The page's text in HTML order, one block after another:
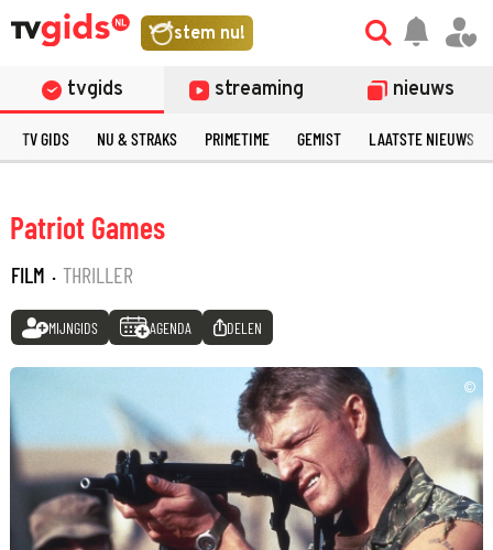
stem nu!
tvgids streaming nieuws
TV GIDS NU & STRAKS PRIMETIME GEMIST LAATSTE NIEUWS
Patriot Games
FILM · THRILLER
MIJNGIDS AGENDA DELEN
©